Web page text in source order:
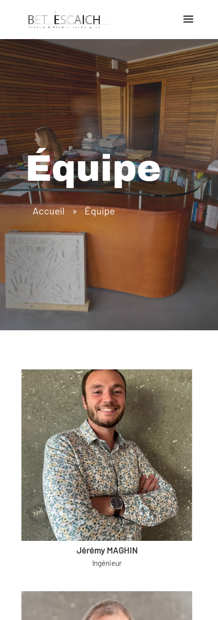
Équipe
Accueil » Équipe
Jérémy MAGHIN
Ingénieur